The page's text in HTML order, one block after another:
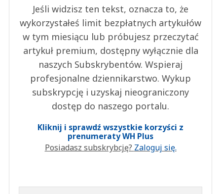
Jeśli widzisz ten tekst, oznacza to, że
wykorzystałeś limit bezpłatnych artykułów
w tym miesiącu lub próbujesz przeczytać
artykuł premium, dostępny wyłącznie dla
naszych Subskrybentów. Wspieraj
profesjonalne dziennikarstwo. Wykup
subskrypcję i uzyskaj nieograniczony
dostęp do naszego portalu.
Kliknij i sprawdź wszystkie korzyści z
prenumeraty WH Plus
Posiadasz subskrybcję? Zaloguj się.